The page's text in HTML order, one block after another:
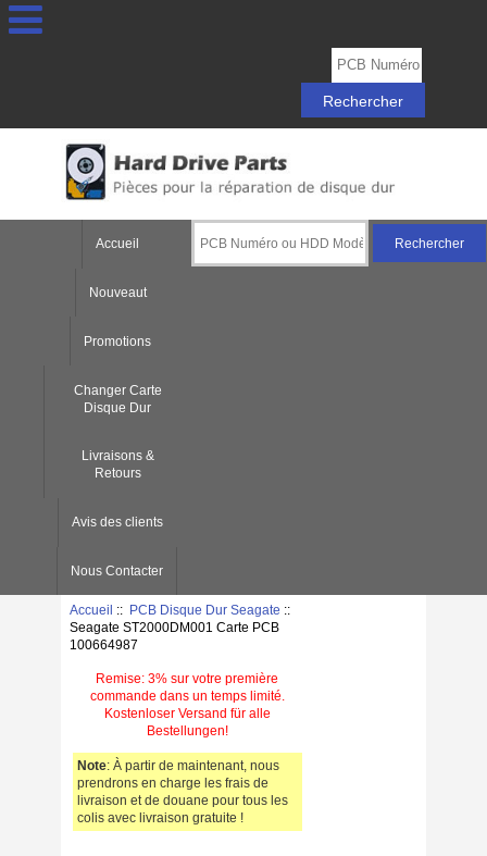
Accueil
Nouveaut
Promotions
Changer Carte
Disque Dur
Livraisons &
Retours
Avis des clients
Nous Contacter
Accueil :: PCB Disque Dur Seagate ::
Seagate ST2000DM001 Carte PCB
100664987
Remise: 3% sur votre première
commande dans un temps limité.
Kostenloser Versand für alle
Bestellungen!
Note: À partir de maintenant, nous
prendrons en charge les frais de
livraison et de douane pour tous les
colis avec livraison gratuite !